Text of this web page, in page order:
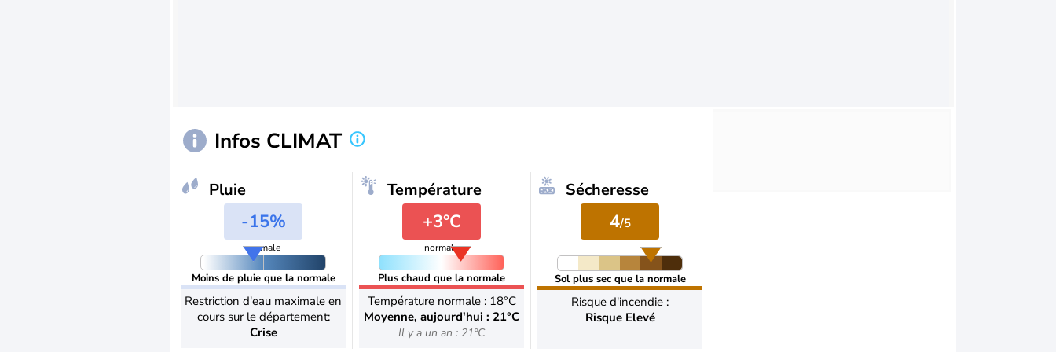
Infos CLIMAT
Pluie
-15%
normale
Moins de pluie que la normale
Restriction d'eau maximale en
cours sur le département:
Crise
Température
+3°C
normale
Plus chaud que la normale
Température normale : 18°C
Moyenne, aujourd'hui : 21°C
Il y a un an : 21°C
Sécheresse
4/5
Sol plus sec que la normale
Risque d'incendie :
Risque Elevé